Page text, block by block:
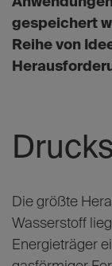
gespeichert
Reihe von
Die größte
Wasserstoff
Energieträger